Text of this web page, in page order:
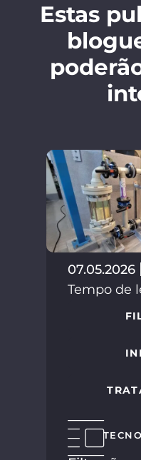
Estas
07.05.2026
Tempo de